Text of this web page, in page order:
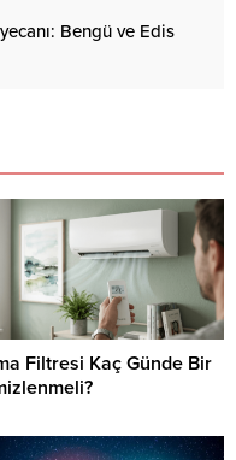
Bengü ve Edis
Filtresi Kaç Günde Bir